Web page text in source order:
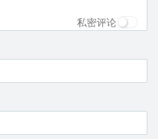
私密评论